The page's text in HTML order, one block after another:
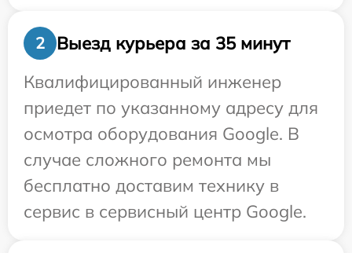
2
Выезд курьера за 35 минут
Квалифицированный инженер
приедет по указанному адресу для
осмотра оборудования Google. В
случае сложного ремонта мы
бесплатно доставим технику в
сервис в сервисный центр Google.